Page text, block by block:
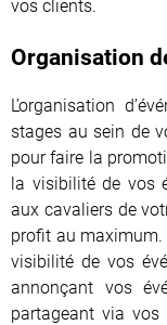
vos clients.
Organisation
L’organisation
stages au sein de
pour faire la
la visibilité de vos
aux cavaliers de
profit au maximum.
visibilité de vos
annonçant vos
partageant via